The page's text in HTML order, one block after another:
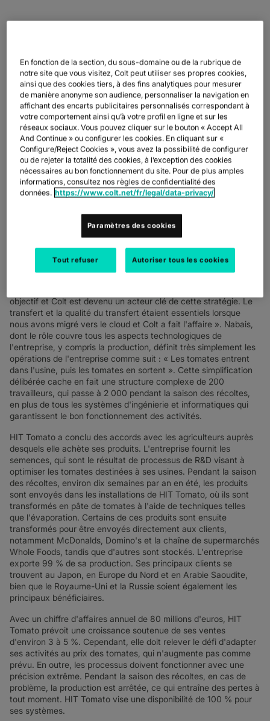
HIT TOMATO FAIT CONFIANCE À COLT POUR SA
TRANSFORMATION TECHNOLOGIQUE
L'entreprise portugaise HIT Tomato possède une longue histoire
dans le secteur de la transformation des aliments. Elle est le
résultat de la fusion de deux usines, Italagro et FIT, situées près
de Lisbonne, qui transforment plus de 340 000 tonnes de
tomates par an. Depuis 2012, l'entreprise fait partie du groupe
japonais Kagome, leader du marché international, et suit un
ambitieux processus de transformation technologique. Ses
usines, actives dans le secteur depuis 50 ans, ont dû faire face
à des problèmes liés à l'obsolescence. Ils ont entamé la
transformation technique des processus et des équipements en
2014, en vue de l'IoT (Internet des objets) et de l'industrie 4.0.
l'accès cloud dédié de Colt pour sa migration vers le cloud.
lorsque nous avons décidé de migrer complètement vers le
objectif et Colt est devenu un acteur clé de cette stratégie. Le
transfert et la qualité du transfert étaient essentiels lorsque
nous avons migré vers le cloud et Colt a fait l'affaire ». Nabais,
dont le rôle couvre tous les aspects technologiques de
l'entreprise, y compris la production, définit très simplement les
opérations de l'entreprise comme suit : « Les tomates entrent
dans l'usine, puis les tomates en sortent ». Cette simplification
délibérée cache en fait une structure complexe de 200
travailleurs, qui passe à 2 000 pendant la saison des récoltes,
en plus de tous les systèmes d'ingénierie et informatiques qui
garantissent le bon fonctionnement des activités.
HIT Tomato a conclu des accords avec les agriculteurs auprès
desquels elle achète ses produits. L'entreprise fournit les
semences, qui sont le résultat de processus de R&D visant à
optimiser les tomates destinées à ses usines. Pendant la saison
des récoltes, environ dix semaines par an en été, les produits
sont envoyés dans les installations de HIT Tomato, où ils sont
transformés en pâte de tomates à l'aide de techniques telles
que l'évaporation. Certains de ces produits sont ensuite
transformés pour être envoyés directement aux clients,
notamment McDonalds, Domino's et la chaîne de supermarchés
Whole Foods, tandis que d'autres sont stockés. L'entreprise
exporte 99 % de sa production. Ses principaux clients se
trouvent au Japon, en Europe du Nord et en Arabie Saoudite,
bien que le Royaume-Uni et la Russie soient également les
principaux bénéficiaires.
Avec un chiffre d'affaires annuel de 80 millions d'euros, HIT
Tomato prévoit une croissance soutenue de ses ventes
d'environ 3 à 5 %. Cependant, elle doit relever le défi d'adapter
ses activités au prix des tomates, qui n'augmente pas comme
prévu. En outre, les processus doivent fonctionner avec une
précision extrême. Pendant la saison des récoltes, en cas de
problème, la production est arrêtée, ce qui entraîne des pertes à
tout moment. HIT Tomato vise une disponibilité de 100 % pour
ses systèmes.
En fonction de la section, du sous-domaine ou de la rubrique de
notre site que vous visitez, Colt peut utiliser ses propres cookies,
ainsi que des cookies tiers, à des fins analytiques pour mesurer
de manière anonyme son audience, personnaliser la navigation en
affichant des encarts publicitaires personnalisés correspondant à
votre comportement ainsi qu’à votre profil en ligne et sur les
réseaux sociaux. Vous pouvez cliquer sur le bouton « Accept All
And Continue » ou configurer les cookies. En cliquant sur «
Configure/Reject Cookies », vous avez la possibilité de configurer
ou de rejeter la totalité des cookies, à l’exception des cookies
nécessaires au bon fonctionnement du site. Pour de plus amples
informations, consultez nos règles de confidentialité des
données. https://www.colt.net/fr/legal/data-privacy/
Paramètres des cookies
Tout refuser Autoriser tous les cookies